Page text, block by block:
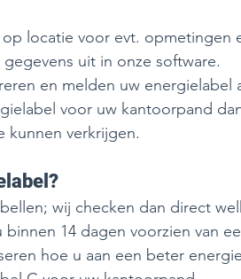
locatie voor evt. opmetingen
uit in onze software.
en melden uw energielabel
voor uw kantoorpand
kunnen verkrijgen.
wij checken dan direct
binnen 14 dagen voorzien van
hoe u aan een beter